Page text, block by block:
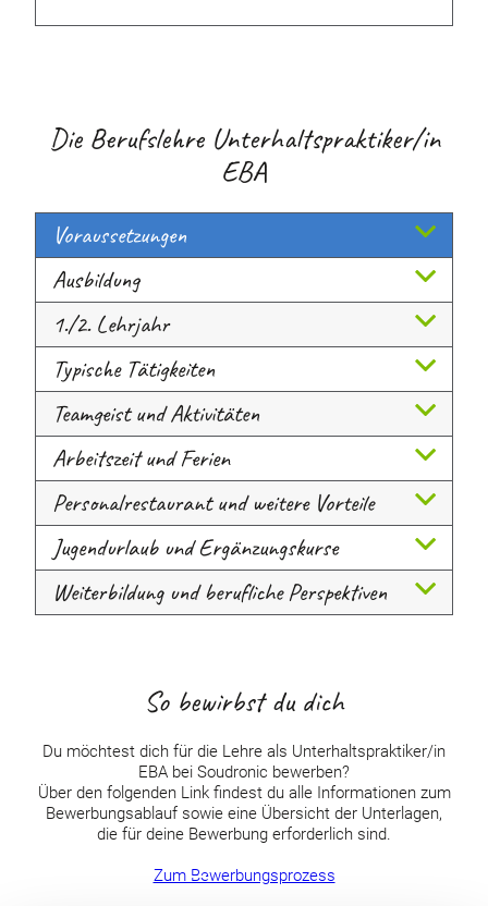
Die Berufslehre Unterhaltspraktiker/in
EBA
Voraussetzungen
Ausbildung
1./2. Lehrjahr
Typische Tätigkeiten
Teamgeist und Aktivitäten
Arbeitszeit und Ferien
Personalrestaurant und weitere Vorteile
Jugendurlaub und Ergänzungskurse
Weiterbildung und berufliche Perspektiven
So bewirbst du dich
Du möchtest dich für die Lehre als Unterhaltspraktiker/in
EBA bei Soudronic bewerben?
Über den folgenden Link findest du alle Informationen zum
Bewerbungsablauf sowie eine Übersicht der Unterlagen,
die für deine Bewerbung erforderlich sind.
Zum Bewerbungsprozess